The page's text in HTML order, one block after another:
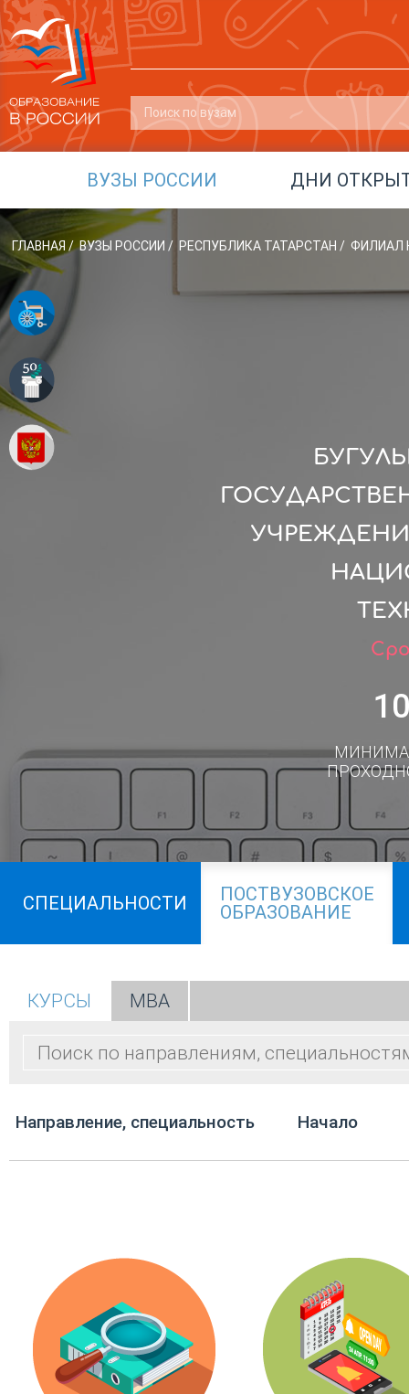
ВУЗЫ РОССИИ ДНИ
ГЛАВНАЯ / ВУЗЫ РОССИИ / РЕСПУБЛИКА ТАТАРСТАН / ФИЛИАЛ
СПЕЦИАЛЬНОСТИ
ПОСТВУЗОВСКОЕ
ОБРАЗОВАНИЕ
КУРСЫ МВА
Направление, специальность Начало